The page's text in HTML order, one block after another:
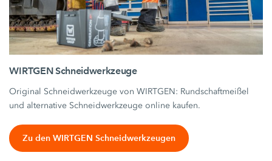
WIRTGEN Schneidwerkzeuge
Original Schneidwerkzeuge von WIRTGEN: Rundschaftmeißel
und alternative Schneidwerkzeuge online kaufen.
Zu den WIRTGEN Schneidwerkzeugen